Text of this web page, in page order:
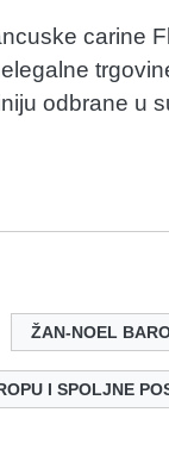
carine
odbrane u
ŽAN-NOEL
I SPOLJNE